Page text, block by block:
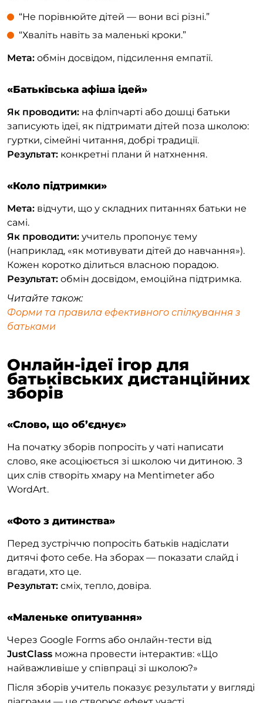
“Не порівнюйте дітей — вони всі різні.”
“Хваліть навіть за маленькі кроки.”
Мета: обмін досвідом, підсилення емпатії.
«Батьківська афіша ідей»
Як проводити: на фліпчарті або дошці батьки
записують ідеї, як підтримати дітей поза школою:
гуртки, сімейні читання, добрі традиції.
Результат: конкретні плани й натхнення.
«Коло підтримки»
Мета: відчути, що у складних питаннях батьки не
самі.
Як проводити: учитель пропонує тему
(наприклад, «як мотивувати дітей до навчання»).
Кожен коротко ділиться власною порадою.
Результат: обмін досвідом, емоційна підтримка.
Читайте також:
Форми та правила ефективного спілкування з
батьками
Онлайн-ідеї ігор для
батьківських дистанційних
зборів
«Слово, що об’єднує»
На початку зборів попросіть у чаті написати
слово, яке асоціюється зі школою чи дитиною. З
цих слів створіть хмару на Mentimeter або
WordArt.
«Фото з дитинства»
Перед зустріччю попросіть батьків надіслати
дитячі фото себе. На зборах — показати слайд і
вгадати, хто це.
Результат: сміх, тепло, довіра.
«Маленьке опитування»
Через Google Forms або онлайн-тести від
JustClass можна провести інтерактив: «Що
найважливіше у співпраці зі школою?»
Після зборів учитель показує результати у вигляді